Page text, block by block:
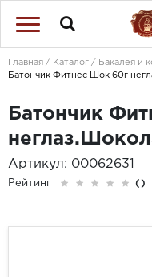
Главная Каталог Бакалея и
Батончик Фитнес Шок 60г
Батончик
Артикул: 00062631
Рейтинг ()